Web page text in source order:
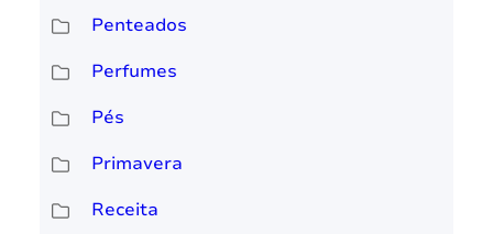
Penteados
Perfumes
Pés
Primavera
Receita